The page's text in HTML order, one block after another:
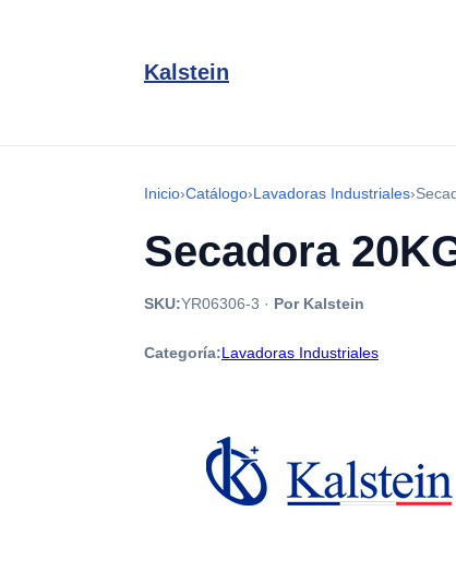
Kalstein
Inicio›Catálogo›Lavadoras Industriales›
Secadora
SKU:YR06306-3 · Por Kalstein
Categoría:Lavadoras Industriales